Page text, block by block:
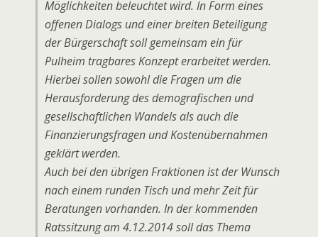
Möglichkeiten beleuchtet wird. In Form eines
offenen Dialogs und einer breiten Beteiligung
der Bürgerschaft soll gemeinsam ein für
Pulheim tragbares Konzept erarbeitet werden.
Hierbei sollen sowohl die Fragen um die
Herausforderung des demografischen und
gesellschaftlichen Wandels als auch die
Finanzierungsfragen und Kostenübernahmen
geklärt werden.
Auch bei den übrigen Fraktionen ist der Wunsch
nach einem runden Tisch und mehr Zeit für
Beratungen vorhanden. In der kommenden
Ratssitzung am 4.12.2014 soll das Thema